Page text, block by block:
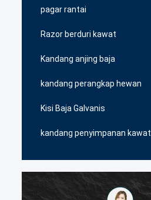
pagar rantai
Razor berduri kawat
Kandang anjing baja
kandang perangkap hewan
Kisi Baja Galvanis
kandang penyimpanan kawat